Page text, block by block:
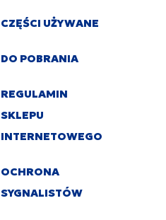
CZĘŚCI UŻYWANE
DO POBRANIA
REGULAMIN
SKLEPU
INTERNETOWEGO
OCHRONA
SYGNALISTÓW